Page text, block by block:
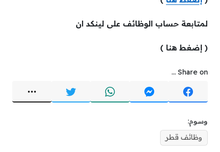
لمتابعة حساب الوظائف على لينكد ان
( إضغط هنا )
Share on ...
وسوم:
وظائف قطر